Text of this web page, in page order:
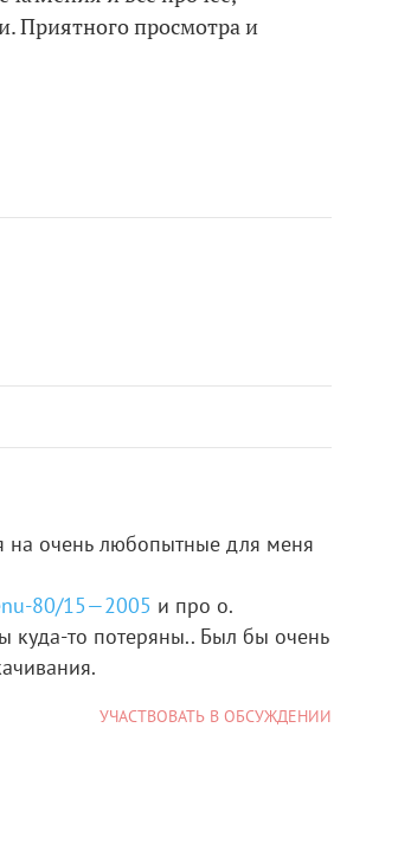
Приятного просмотра и
на очень любопытные для меня
80/15—2005 и про о.
куда-то потеряны.. Был бы очень
УЧАСТВОВАТЬ В ОБСУЖДЕНИИ